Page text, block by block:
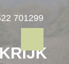
701299